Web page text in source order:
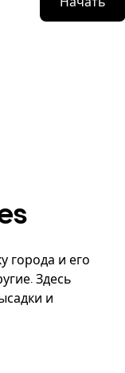
города и его
Здесь
и